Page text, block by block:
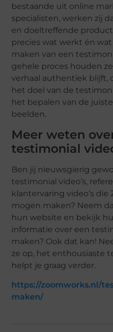
bestaande uit online
specialisten, werken zij
en doeltreffende
precies wat werkt én
maken van een
gehele proces houden
verhaal authentiek blijft,
het doel van de
het bepalen van de
beelden.
Meer weten
testimonial
Ben jij nieuwsgierig
testimonial video’s,
klantervaring video’s
mogen maken? Neem
hun website en bekijk
informatie over een
maken? Ook dat kan!
ze op, het enthousiaste
helpt je graag verder.
https://zoomworks.nl/
maken/